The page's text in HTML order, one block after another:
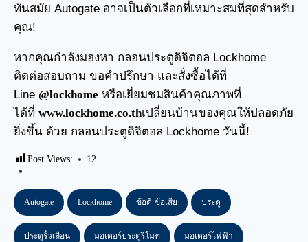
ทันสมัย Autogate อาจเป็นตัวเลือกที่เหมาะสมที่สุดสำหรับ
คุณ!
หากคุณกำลังมองหา กลอนประตูดิจิตอล Lockhome
ติดต่อสอบถาม ขอคำปรึกษา และสั่งซื้อได้ที่
Line @lockhome หรือเยี่ยมชมสินค้าคุณภาพที่
ได้ที่ www.lockhome.co.thเปลี่ยนบ้านของคุณให้ปลอดภัย
ยิ่งขึ้น ด้วย กลอนประตูดิจิตอล Lockhome วันนี้!
Post Views: 12
Autogate Lockhome ข้อดี-ข้อเสีย ประตู
ประตูรั้วเลื่อน มอเตอร์ประตูรีโมท มอเตอร์ไฟฟ้า